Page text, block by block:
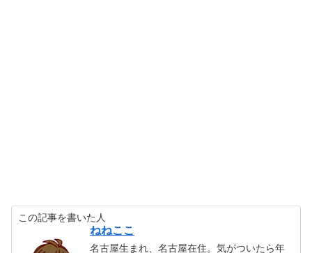
この記事を書いた人
ねねここ
名古屋生まれ、名古屋在住。気がついたら年